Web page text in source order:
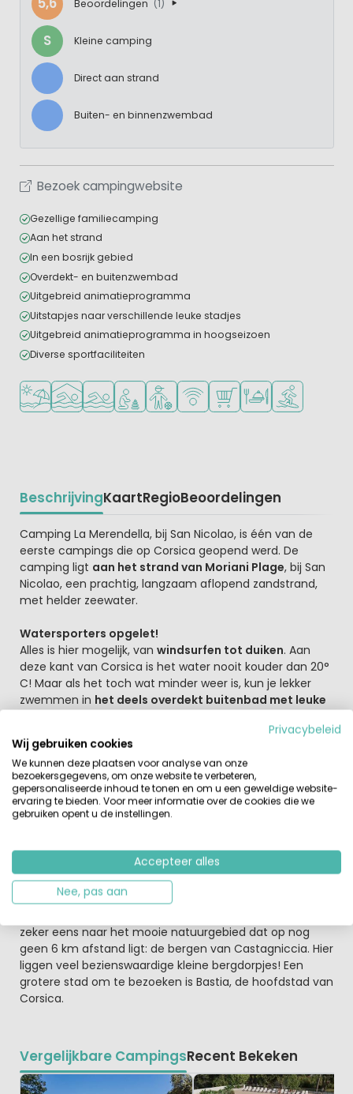
Beoordelingen (1)
S Kleine camping
Direct aan strand
Buiten- en binnenzwembad
Bezoek campingwebsite
Gezellige familiecamping
Aan het strand
In een bosrijk gebied
Overdekt- en buitenzwembad
Uitgebreid animatieprogramma
Uitstapjes naar verschillende leuke stadjes
Uitgebreid animatieprogramma in hoogseizoen
Diverse sportfaciliteiten
Ligt bij strand en zee
Overdekt zwembad
Openlucht zwembad
Aanbevolen voor jonge kinderen
Aanbevolen voor tieners
WiFi beschikbaar
Campingwinkel/
Restaurant of
BeschrijvingKaartRegioBeoordelingen
Beschrijving
Camping La Merendella, bij San Nicolao, is één van de
eerste campings die op Corsica geopend werd. De
camping ligt aan het strand van Moriani Plage, bij San
Nicolao, een prachtig, langzaam aflopend zandstrand,
met helder zeewater.
Watersporters opgelet!
Alles is hier mogelijk, van windsurfen tot duiken. Aan
deze kant van Corsica is het water nooit kouder dan 20°
C! Maar als het toch wat minder weer is, kun je lekker
zwemmen in het deels overdekt buitenbad met leuke
waterspeeltuin. Bij de ingang van de camping ligt een
winkel en een restaurant, maar ook in de omgeving vind
je veel leuke restaurantjes. Verder verzorgt het
enthousiaste animatieteam leuke activiteiten in het
hoogseizoen. Voor de sportieve gasten is er een fijne
fitnessruimte op de camping.
De omgeving van deze camping staat bekend om de
idyllische stranden en de prachtige baaien.
Corsica is een bijzonder eiland. Je kijkt je ogen uit op de
vele wilde varkens en andere dieren tijdens je
zeker eens naar het mooie natuurgebied dat op nog
geen 6 km afstand ligt: de bergen van Castagniccia. Hier
liggen veel bezienswaardige kleine bergdorpjes! Een
grotere stad om te bezoeken is Bastia, de hoofdstad van
Corsica.
Vergelijkbare CampingsRecent Bekeken
Privacybeleid
Wij gebruiken cookies
We kunnen deze plaatsen voor analyse van onze
bezoekersgegevens, om onze website te verbeteren,
gepersonaliseerde inhoud te tonen en om u een geweldige website-
ervaring te bieden. Voor meer informatie over de cookies die we
gebruiken opent u de instellingen.
Accepteer alles
Nee, pas aan